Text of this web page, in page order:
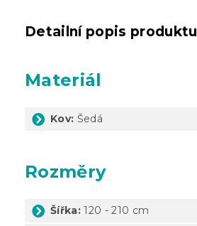
Detailní popis produktu
Materiál
Kov: Šedá
Rozměry
Šířka: 120 - 210 cm